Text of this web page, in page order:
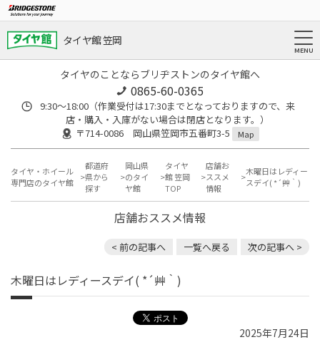
タイヤ館 笠岡
タイヤのことならブリヂストンのタイヤ館へ
0865-60-0365
9:30～18:00（作業受付は17:30までとなっておりますので、来
店・購入・入庫がない場合は閉店となります。）
〒714-0086 岡山県笠岡市五番町3-5
Map
タイヤ・ホイール
専門店のタイヤ館
都道府
県から
探す
岡山県
のタイ
ヤ館
タイヤ
館 笠岡
TOP
店舗お
ススメ
情報
木曜日はレディー
スデイ( *´艸｀)
店舗おススメ情報
< 前の記事へ 一覧へ戻る 次の記事へ >
木曜日はレディースデイ( *´艸｀)
2025年7月24日